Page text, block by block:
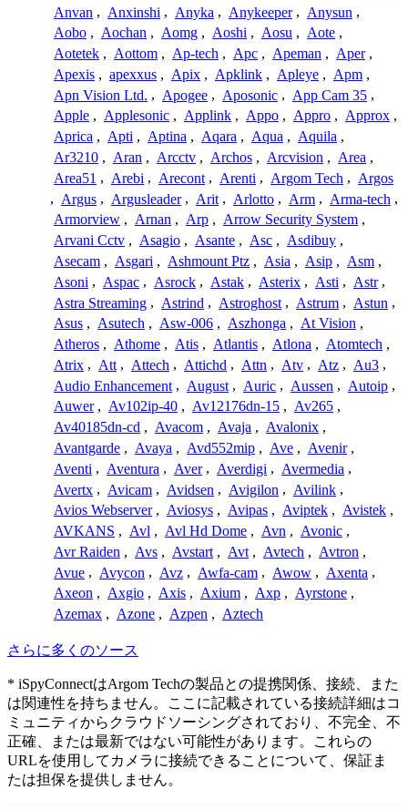
Anvan , Anxinshi , Anyka , Anykeeper , Anysun ,
Aobo , Aochan , Aomg , Aoshi , Aosu , Aote ,
Aotetek , Aottom , Ap-tech , Apc , Apeman , Aper ,
Apexis , apexxus , Apix , Apklink , Apleye , Apm ,
Apn Vision Ltd. , Apogee , Aposonic , App Cam 35 ,
Apple , Applesonic , Applink , Appo , Appro , Approx ,
Aprica , Apti , Aptina , Aqara , Aqua , Aquila ,
Ar3210 , Aran , Arcctv , Archos , Arcvision , Area ,
Area51 , Arebi , Arecont , Arenti , Argom Tech , Argos
, Argus , Argusleader , Arit , Arlotto , Arm , Arma-tech ,
Armorview , Arnan , Arp , Arrow Security System ,
Arvani Cctv , Asagio , Asante , Asc , Asdibuy ,
Asecam , Asgari , Ashmount Ptz , Asia , Asip , Asm ,
Asoni , Aspac , Asrock , Astak , Asterix , Asti , Astr ,
Astra Streaming , Astrind , Astroghost , Astrum , Astun ,
Asus , Asutech , Asw-006 , Aszhonga , At Vision ,
Atheros , Athome , Atis , Atlantis , Atlona , Atomtech ,
Atrix , Att , Attech , Attichd , Attn , Atv , Atz , Au3 ,
Audio Enhancement , August , Auric , Aussen , Autoip ,
Auwer , Av102ip-40 , Av12176dn-15 , Av265 ,
Av40185dn-cd , Avacom , Avaja , Avalonix ,
Avantgarde , Avaya , Avd552mip , Ave , Avenir ,
Aventi , Aventura , Aver , Averdigi , Avermedia ,
Avertx , Avicam , Avidsen , Avigilon , Avilink ,
Avios Webserver , Aviosys , Avipas , Aviptek , Avistek ,
AVKANS , Avl , Avl Hd Dome , Avn , Avonic ,
Avr Raiden , Avs , Avstart , Avt , Avtech , Avtron ,
Avue , Avycon , Avz , Awfa-cam , Awow , Axenta ,
Axeon , Axgio , Axis , Axium , Axp , Ayrstone ,
Azemax , Azone , Azpen , Aztech
さらに多くのソース
* iSpyConnectはArgom Techの製品との提携関係、接続、また
は関連性を持ちません。ここに記載されている接続詳細はコ
ミュニティからクラウドソーシングされており、不完全、不
正確、または最新ではない可能性があります。これらの
URLを使用してカメラに接続できることについて、保証ま
たは担保を提供しません。